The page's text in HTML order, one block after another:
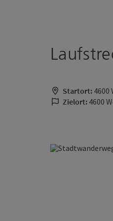
Startort: 4600
Zielort: 4600